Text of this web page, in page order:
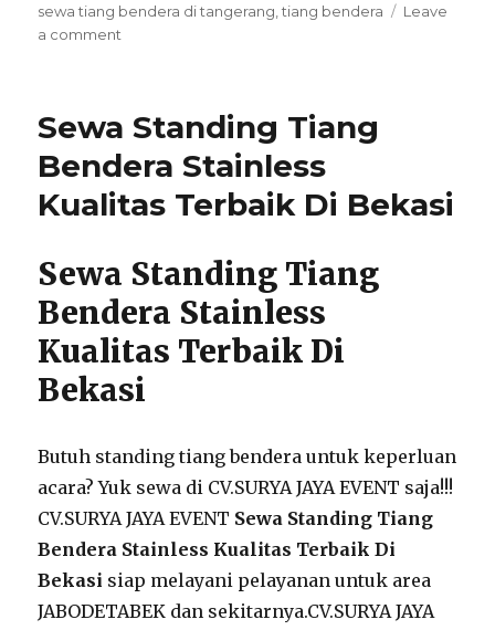
sewa tiang bendera di tangerang ,tiang bendera
Leave
a comment
Karawang
Industrial
City
Bekasi
Sewa Standing Tiang
Bendera Stainless
Kualitas Terbaik Di Bekasi
Sewa Standing Tiang
Bendera Stainless
Kualitas Terbaik Di
Bekasi
Butuh standing tiang bendera untuk keperluan
acara? Yuk sewa di CV.SURYA JAYA EVENT saja!!!
CV.SURYA JAYA EVENT Sewa Standing Tiang
Bendera Stainless Kualitas Terbaik Di
Bekasi siap melayani pelayanan untuk area
JABODETABEK dan sekitarnya.CV.SURYA JAYA